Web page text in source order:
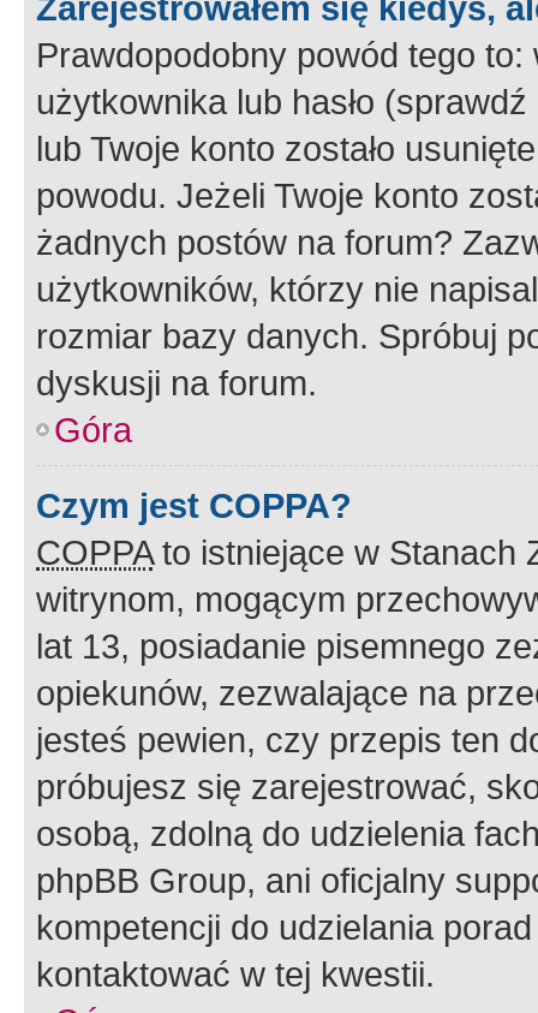
Prawdopodobny powód tego to:
użytkownika lub hasło
lub Twoje konto zostało
powodu. Jeżeli Twoje konto
żadnych postów na forum?
użytkowników, którzy nie
rozmiar bazy danych. Spróbuj
dyskusji na forum.
Góra
Czym jest COPPA?
COPPAto istniejące w Stanach
witrynom, mogącym
lat 13, posiadanie pisemnego
opiekunów, zezwalające na
jesteś pewien, czy przepis ten
próbujesz się zarejestrować,
osobą, zdolną do udzielenia
phpBB Group, ani oficjalny
kompetencji do udzielania
kontaktować w tej kwestii.